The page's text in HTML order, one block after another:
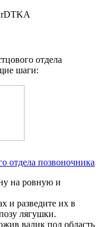
отдела
шаги:
отдела позвоночника
на ровную и
и разведите их в
лягушки.
валик под область